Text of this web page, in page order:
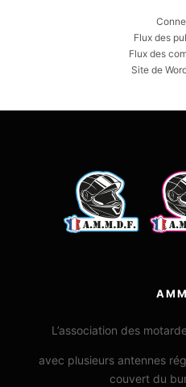
Flux des
Flux des
Site de
L’association des
avec plusieurs antennes
couvert du